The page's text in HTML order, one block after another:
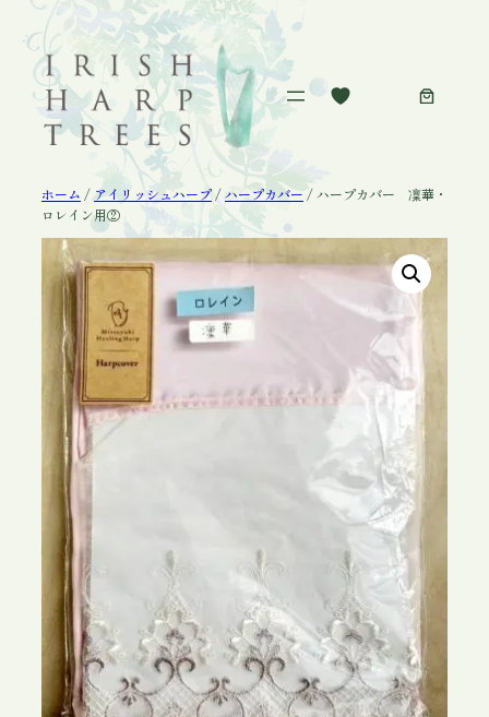
容
ホーム /アイリッシュハープ /ハープカバー/ ハープカバー 凜華・
ロレイン用②